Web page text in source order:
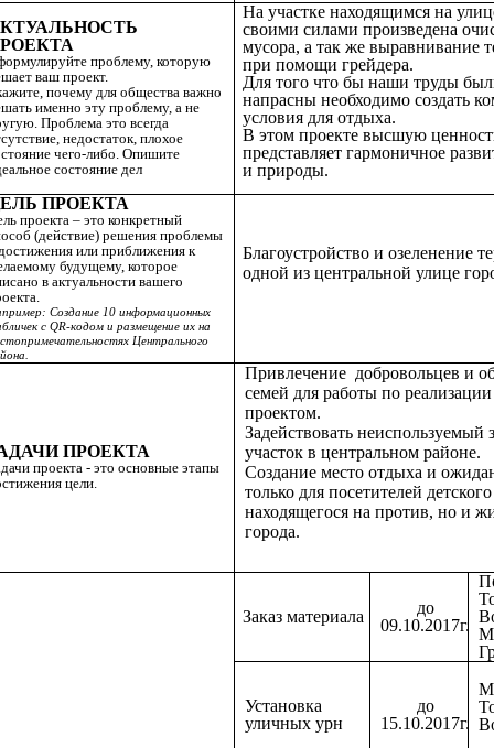
проблему, которую
ваш проект.
почему для общества важно
именно эту проблему, а не
Проблема это всегда
недостаток, плохое
чего-либо. Опишите
состояние дел
На участке находящимся на
своими силами произведена
мусора, а так же выравнивание
при помощи грейдера.
Для того что бы наши труды
напрасны необходимо создать
условия для отдыха.
В этом проекте высшую
представляет гармоничное
и природы.
ПРОЕКТА
проекта – это конкретный
(действие) решения проблемы
или приближения к
будущему, которое
в актуальности вашего
Создание 10 информационных
с QR-кодом и размещение их на
Центрального
Благоустройство и озеленение
одной из центральной улице
ПРОЕКТА
проекта - это основные этапы
цели.
Привлечение добровольцев и
семей для работы по
проектом.
Задействовать неиспользуемый
участок в центральном районе.
Создание место отдыха и
только для посетителей
находящегося на против, но и
города.
Заказ материала
до
09.10.2017г.
Установка
уличных урн
до
15.10.2017г.